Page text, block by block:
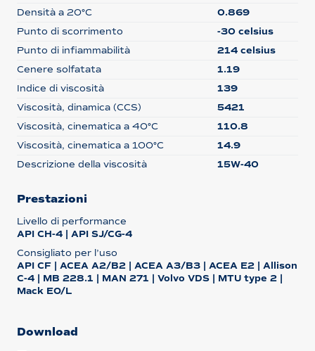
Densità a 20°C
0.869
Punto di scorrimento
-30 celsius
Punto di infiammabilità
214 celsius
Cenere solfatata
1.19
Indice di viscosità
139
Viscosità, dinamica (CCS)
5421
Viscosità, cinematica a 40°C
110.8
Viscosità, cinematica a 100°C
14.9
Descrizione della viscosità
15W-40
Prestazioni
Livello di performance
API CH-4 | API SJ/CG-4
Consigliato per l’uso
API CF | ACEA A2/B2 | ACEA A3/B3 | ACEA E2 | Allison
C-4 | MB 228.1 | MAN 271 | Volvo VDS | MTU type 2 |
Mack EO/L
Download